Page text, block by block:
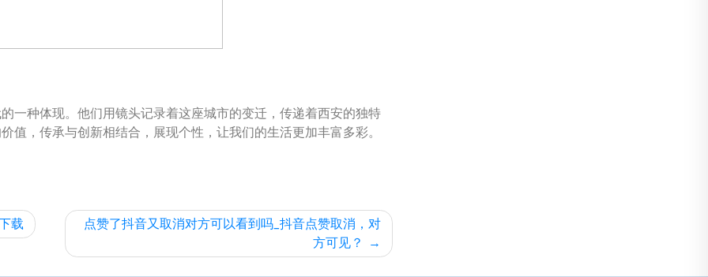
一种体现。他们用镜头记录着这座城市的变迁，传递着西安的独特
值，传承与创新相结合，展现个性，让我们的生活更加丰富多彩。
载
点赞了抖音又取消对方可以看到吗_抖音点赞取消，对
方可见？